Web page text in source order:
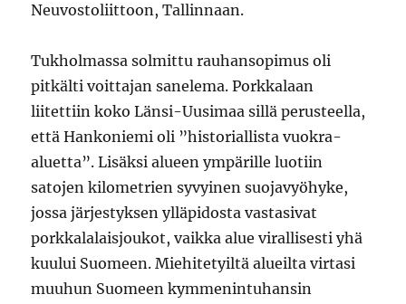
Neuvostoliittoon, Tallinnaan.
Tukholmassa solmittu rauhansopimus oli
pitkälti voittajan sanelema. Porkkalaan
liitettiin koko Länsi-Uusimaa sillä perusteella,
että Hankoniemi oli ”historiallista vuokra-
aluetta”. Lisäksi alueen ympärille luotiin
satojen kilometrien syvyinen suojavyöhyke,
jossa järjestyksen ylläpidosta vastasivat
porkkalalaisjoukot, vaikka alue virallisesti yhä
kuului Suomeen. Miehitetyiltä alueilta virtasi
muuhun Suomeen kymmenintuhansin